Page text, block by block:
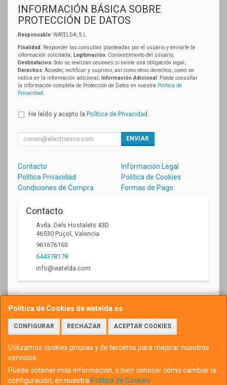
Política de Cookies de watelda.es
CONFIGURAR RECHAZAR ACEPTAR COOKIES
Utilizamos cookies propias y de terceros para mejorar nuestros
servicios.
Puede obtener más información, o bien conocer cómo cambiar la
configuración, en nuestra Política de Cookies
INFORMACIÓN BÁSICA SOBRE
PROTECCIÓN DE DATOS
Responsable: WATELDA, S.L.
Finalidad: Responder las consultas planteadas por el usuario y enviarle la
información solicitada; Legitimación: Consentimiento del usuario;
Destinatarios: Solo se realizan cesiones si existe una obligación legal;
Derechos: Acceder, rectificar y suprimir, así como otros derechos, como se
indica en la información adicional;
Información Adicional : Puede consultar
la información completa de Protección de Datos en nuestra Política de
Privacidad
He leído y acepto la Política de Privacidad .
ENVIAR
Contacto
Información Legal
Política Privacidad
Política de Cookies
Condiciones de Compra
Formas de Pago
Contacto
Avda. Dels Hostalets 43D
46530 Puçol , Valencia
961676163
644378178
info@watelda.com
10 a 13,30h y de 17,30 a 20,30h